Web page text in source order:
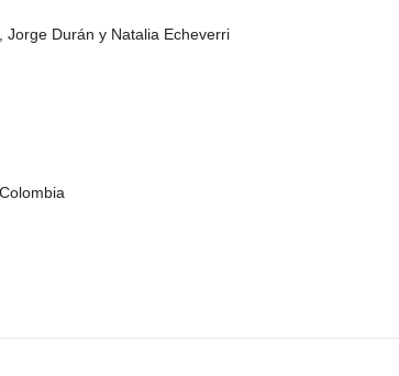
Jorge Durán y Natalia Echeverri